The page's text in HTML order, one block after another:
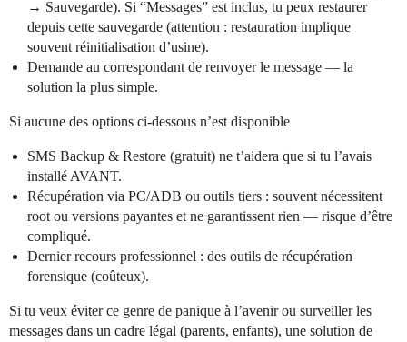
→ Sauvegarde). Si “Messages” est inclus, tu peux restaurer
depuis cette sauvegarde (attention : restauration implique
souvent réinitialisation d’usine).
Demande au correspondant de renvoyer le message — la
solution la plus simple.
Si aucune des options ci‑dessous n’est disponible
SMS Backup & Restore (gratuit) ne t’aidera que si tu l’avais
installé AVANT.
Récupération via PC/ADB ou outils tiers : souvent nécessitent
root ou versions payantes et ne garantissent rien — risque d’être
compliqué.
Dernier recours professionnel : des outils de récupération
forensique (coûteux).
Si tu veux éviter ce genre de panique à l’avenir ou surveiller les
messages dans un cadre légal (parents, enfants), une solution de